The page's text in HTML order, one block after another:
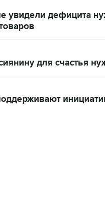
увидели дефицита
для счастья